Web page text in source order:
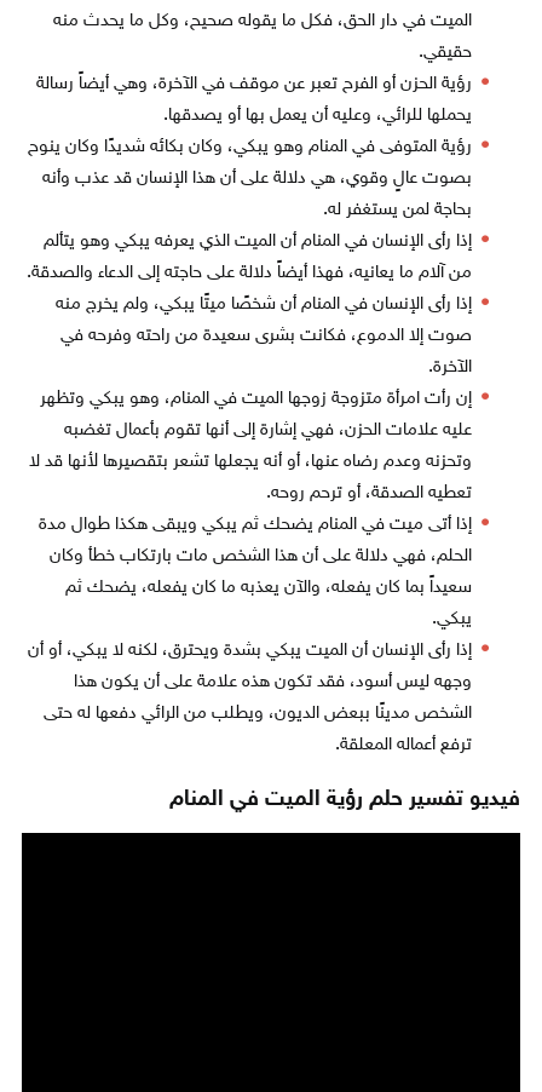
الميت في دار الحق، فكل ما يقوله صحيح، وكل ما يحدث منه
حقيقي.
رؤية الحزن أو الفرح تعبر عن موقف في الآخرة، وهي أيضاً رسالة
يحملها للرائي، وعليه أن يعمل بها أو يصدقها.
رؤية المتوفى في المنام وهو يبكي، وكان بكائه شديدًا وكان ينوح
بصوت عالٍ وقوي، هي دلالة على أن هذا الإنسان قد عذب وأنه
بحاجة لمن يستغفر له.
إذا رأى الإنسان في المنام أن الميت الذي يعرفه يبكي وهو يتألم
من آلام ما يعانيه، فهذا أيضاً دلالة على حاجته إلى الدعاء والصدقة.
إذا رأى الإنسان في المنام أن شخصًا ميتًا يبكي، ولم يخرج منه
صوت إلا الدموع، فكانت بشرى سعيدة من راحته وفرحه في
الآخرة.
إن رأت امرأة متزوجة زوجها الميت في المنام، وهو يبكي وتظهر
عليه علامات الحزن، فهي إشارة إلى أنها تقوم بأعمال تغضبه
وتحزنه وعدم رضاه عنها، أو أنه يجعلها تشعر بتقصيرها لأنها قد لا
تعطيه الصدقة، أو ترحم روحه.
إذا أتى ميت في المنام يضحك ثم يبكي ويبقى هكذا طوال مدة
الحلم، فهي دلالة على أن هذا الشخص مات بارتكاب خطأ وكان
سعيداً بما كان يفعله، والآن يعذبه ما كان يفعله، يضحك ثم
يبكي.
إذا رأى الإنسان أن الميت يبكي بشدة ويحترق، لكنه لا يبكي، أو أن
وجهه ليس أسود، فقد تكون هذه علامة على أن يكون هذا
الشخص مدينًا ببعض الديون، ويطلب من الرائي دفعها له حتى
ترفع أعماله المعلقة.
فيديو تفسير حلم رؤية الميت في المنام